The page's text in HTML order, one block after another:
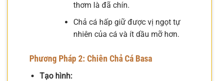
thơm là đã chín.
Chả cá hấp giữ được vị ngọt tự
nhiên của cá và ít dầu mỡ hơn.
Phương Pháp 2: Chiên Chả Cá Basa
Tạo hình: